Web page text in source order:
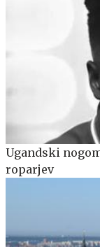
Ugandski
roparjev